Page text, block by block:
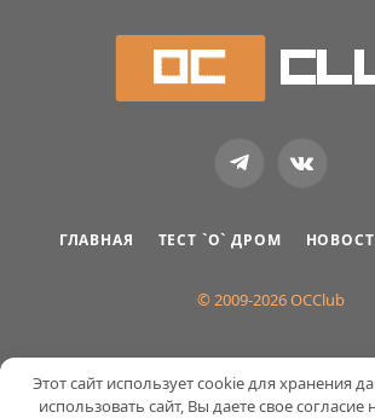
TelegramVKontakte
ГЛАВНАЯ ТЕСТ `О` ДРОМ
© 2009-2026 OCClub
Этот сайт использует cookie для хранения
использовать сайт, Вы даете свое согласие